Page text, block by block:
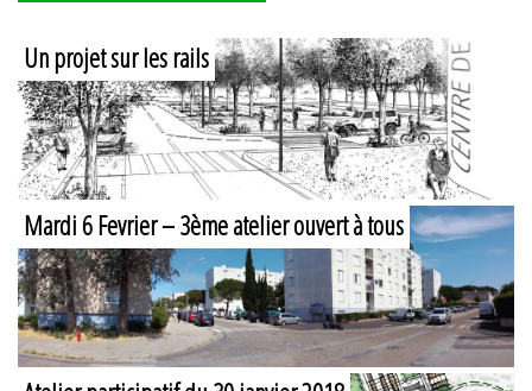
Un projet sur les rails
Mardi 6 Fevrier – 3ème atelier ouvert à tous